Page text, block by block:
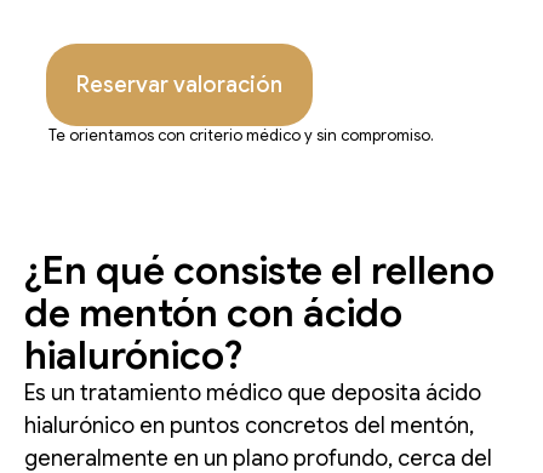
Reservar valoración
Te orientamos con criterio médico y sin compromiso.
¿En qué consiste el relleno
de mentón con ácido
hialurónico?
Es un tratamiento médico que deposita ácido
hialurónico en puntos concretos del mentón,
generalmente en un plano profundo, cerca del